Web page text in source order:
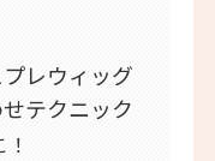
プレウィッグ
テクニック